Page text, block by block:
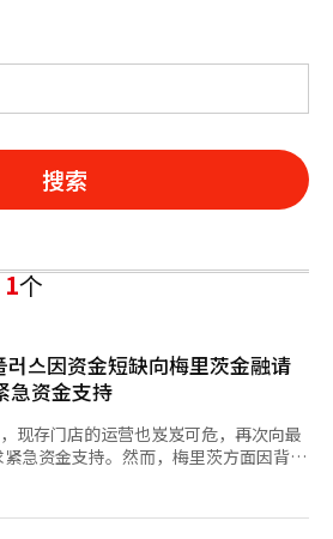
搜索
1个
러스因资金短缺向梅里茨金融请
急资金支持
现存门店的运营也岌岌可危，再次向最
急资金支持。然而，梅里茨方面因背信
确履行担保的情况下，难以提供额外贷
担保信托的形式锁定，因此无法自行筹